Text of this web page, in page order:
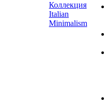
Коллекция
Italian
Minimalism